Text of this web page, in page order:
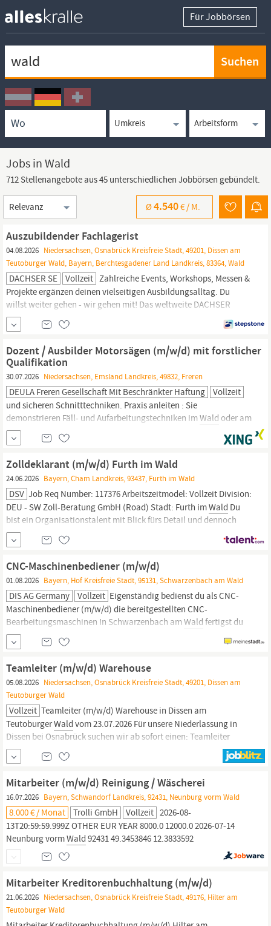
Für Jobbörsen
Ortssuche
Umkreissuche
Arbeitsform
Jobs in Wald
712 Stellenangebote aus 45 unterschiedlichen Jobbörsen gebündelt.
Sortierung
Ø4.540€ / M.
Auszubildender Fachlagerist
04.08.2026 Niedersachsen, Osnabrück Kreisfreie Stadt, 49201, Dissen am
Teutoburger Wald, Bayern, Berchtesgadener Land Landkreis, 83364, Wald
DACHSER SE Vollzeit Zahlreiche Events, Workshops, Messen &
Projekte ergänzen deinen vielseitigen Ausbildungsalltag. Du
willst weiter gehen - wir gehen mit! Das weltweite DACHSER
Netzwerk eröffnet dir vielfältige Möglichkeiten Unser
Gleitzeitkonto sorgt für deinen Ausgleich Tabea Sander
Consultant HR education Dissen Am Teutoburger
Logistikzentrum Dissen, Food...
Dozent / Ausbilder Motorsägen (m/w/d) mit forstlicher
Qualifikation
30.07.2026 Niedersachsen, Emsland Landkreis, 49832, Freren
DEULA Freren Gesellschaft Mit Beschränkter Haftung
Vollzeit
und sicheren Schnitttechniken. Praxis anleiten : Sie
demonstrieren Fäll- und Aufarbeitungstechniken imWald oder am
Spannungssimulator und leiten die praktischen Übungen der
Teilnehmer an. Material pflegen : Sie übernehmen die Wartung,
Instandhaltung und Pflege der Schulungsmaschinen sowie
Werkzeuge. Prüfungen abnehmen : Sie bewerten die Fähigkeiten...
Zolldeklarant (m/w/d) Furth im Wald
24.06.2026 Bayern, Cham Landkreis, 93437, Furth im Wald
DSV Job Req Number: 117376 Arbeitszeitmodel: Vollzeit Division:
DEU - SW Zoll-Beratung GmbH (Road) Stadt: Furth imWald Du
bist ein Organisationstalent mit Blick fürs Detail und dennoch
blitzschnellem Arbeitstempo? Die SW Zoll-Beratung GmbH, einer
der führenden Anbieter für Zollabwicklung, sucht ab sofort einein
CNC-Maschinenbediener (m/w/d)
01.08.2026 Bayern, Hof Kreisfreie Stadt, 95131, Schwarzenbach am Wald
DIS AG Germany Vollzeit Eigenständig bedienst du als CNC-
Maschinenbediener (m/w/d) die bereitgestellten CNC-
Bearbeitungsmaschinen In Schwarzenbach amWald fertigst du
Werkstücke innerhalb eines modern ausgestatteten
Maschinenparks Zu deinen Aufgaben gehört das einfache
Umstellen und Rüsten von Maschinen und Anlagen
Werkzeugwechsel
Teamleiter (m/w/d) Warehouse
05.08.2026 Niedersachsen, Osnabrück Kreisfreie Stadt, 49201, Dissen am
Teutoburger Wald
Vollzeit Teamleiter (m/w/d) Warehouse in Dissen am
TeutoburgerWald vom 23.07.2026 Für unsere Niederlassung in
Dissen bei Osnabrück suchen wir ab sofort einen: Teamleiter
(m/w/d) Warehouse MITWIRKEN: Ihre Aufgaben Mitarbeit und
Koordination der Warehouseproduktion innerhalb eines Teams
Fachliche Führung und Einarbeitung von Mitarbeitenden
Verantwortlich für die...
Mitarbeiter (m/w/d) Reinigung / Wäscherei
16.07.2026 Bayern, Schwandorf Landkreis, 92431, Neunburg vorm Wald
8.000 € / Monat Trolli GmbH Vollzeit 2026-08-
13T20:59:59.999Z OTHER EUR YEAR 8000.0 12000.0 2026-07-14
Neunburg vormWald 92431 49.3453846 12.3833592
Mitarbeiter Kreditorenbuchhaltung (m/w/d)
21.06.2026 Niedersachsen, Osnabrück Kreisfreie Stadt, 49176, Hilter am
Teutoburger Wald